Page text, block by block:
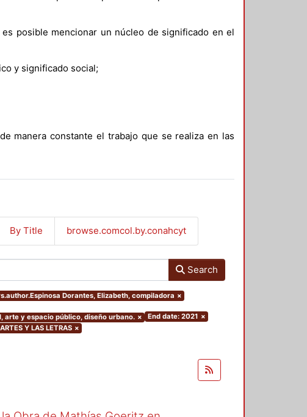
posible mencionar un núcleo de significado en el
y significado social;
manera constante el trabajo que se realiza en las
By Title browse.comcol.by.conahcyt
Search
Dorantes, Elizabeth, compiladora ×
arte y espacio público, diseño urbano. × End date: 2021 ×
Y LAS LETRAS ×